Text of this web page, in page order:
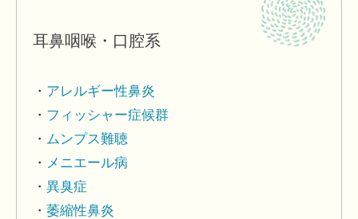
耳鼻咽喉・口腔系
アレルギー性鼻炎
フィッシャー症候群
ムンプス難聴
メニエール病
異臭症
萎縮性鼻炎